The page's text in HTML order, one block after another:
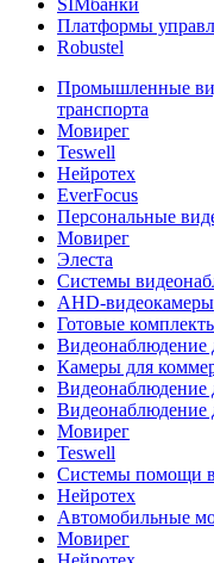
SIMбанки
Платформы
Robustel
Промышленные
транспорта
Мовирег
Teswell
Нейротех
EverFocus
Персональные
Мовирег
Элеста
Системы
AHD-видеокамеры
Готовые
Видеонаблюдение
Камеры для
Видеонаблюдение
Видеонаблюдение
Мовирег
Teswell
Системы помощи
Нейротех
Автомобильные
Мовирег